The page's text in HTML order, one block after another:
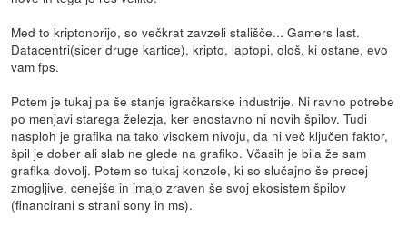
Med to kriptonorijo, so večkrat zavzeli stališče... Gamers last.
Datacentri(sicer druge kartice), kripto, laptopi, ološ, ki ostane, evo
vam fps.
Potem je tukaj pa še stanje igračkarske industrije. Ni ravno potrebe
po menjavi starega železja, ker enostavno ni novih špilov. Tudi
nasploh je grafika na tako visokem nivoju, da ni več ključen faktor,
špil je dober ali slab ne glede na grafiko. Včasih je bila že sam
grafika dovolj. Potem so tukaj konzole, ki so slučajno še precej
zmogljive, cenejše in imajo zraven še svoj ekosistem špilov
(financirani s strani sony in ms).